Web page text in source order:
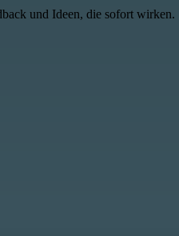
und Ideen, die sofort wirken.